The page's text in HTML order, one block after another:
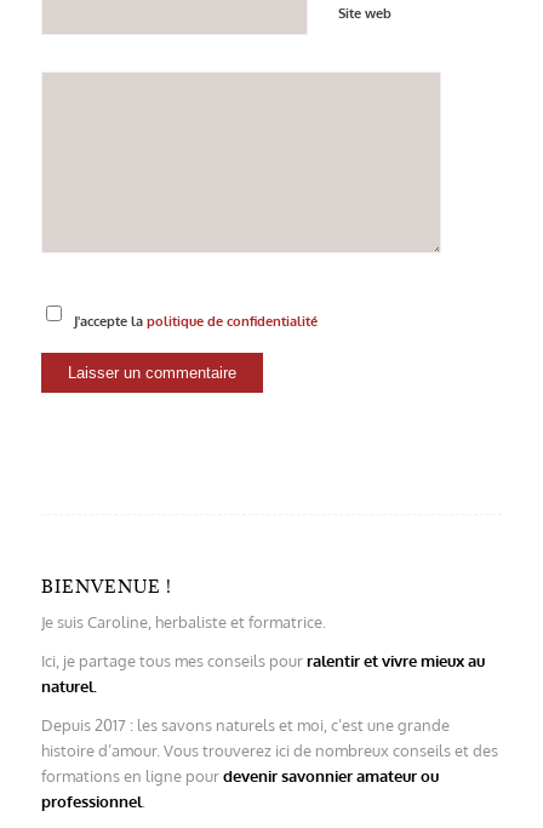
Site web
J'accepte lapolitique de confidentialité
BIENVENUE !
Je suis Caroline, herbaliste et formatrice.
Ici, je partage tous mes conseils pourralentir et vivre mieux au
naturel.
Depuis 2017 : les savons naturels et moi, c’est une grande
histoire d’amour. Vous trouverez ici de nombreux conseils et des
formations en ligne pourdevenir savonnier amateur ou
professionnel